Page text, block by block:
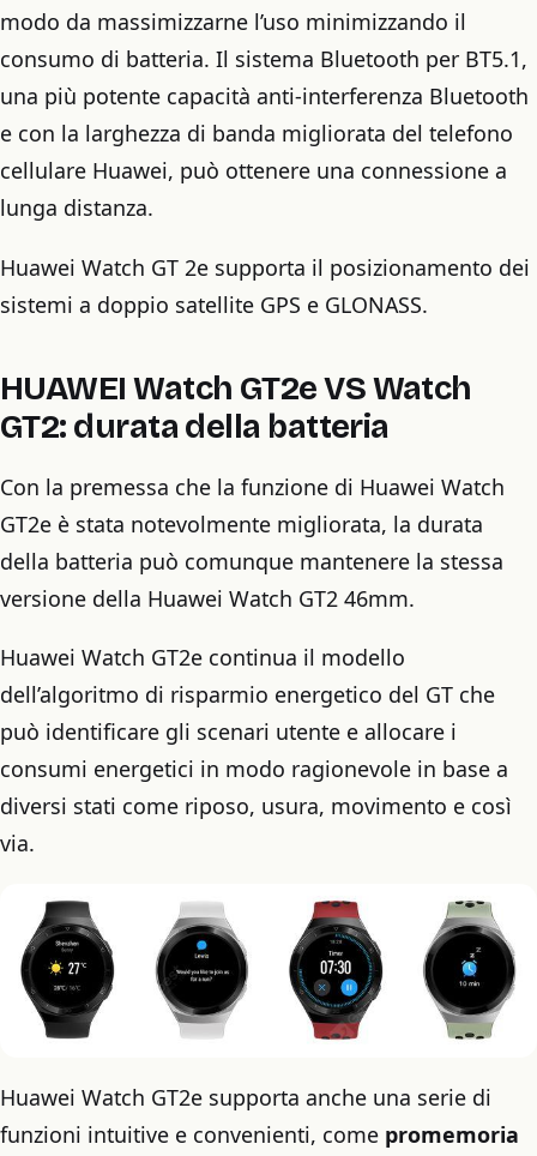
modo da massimizzarne l’uso minimizzando il
consumo di batteria. Il sistema Bluetooth per BT5.1,
una più potente capacità anti-interferenza Bluetooth
e con la larghezza di banda migliorata del telefono
cellulare Huawei, può ottenere una connessione a
lunga distanza.
Huawei Watch GT 2e supporta il posizionamento dei
sistemi a doppio satellite GPS e GLONASS.
HUAWEI Watch GT2e VS Watch
GT2: durata della batteria
Con la premessa che la funzione di Huawei Watch
GT2e è stata notevolmente migliorata, la durata
della batteria può comunque mantenere la stessa
versione della Huawei Watch GT2 46mm.
Huawei Watch GT2e continua il modello
dell’algoritmo di risparmio energetico del GT che
può identificare gli scenari utente e allocare i
consumi energetici in modo ragionevole in base a
diversi stati come riposo, usura, movimento e così
via.
Huawei Watch GT2e supporta anche una serie di
funzioni intuitive e convenienti, come promemoria